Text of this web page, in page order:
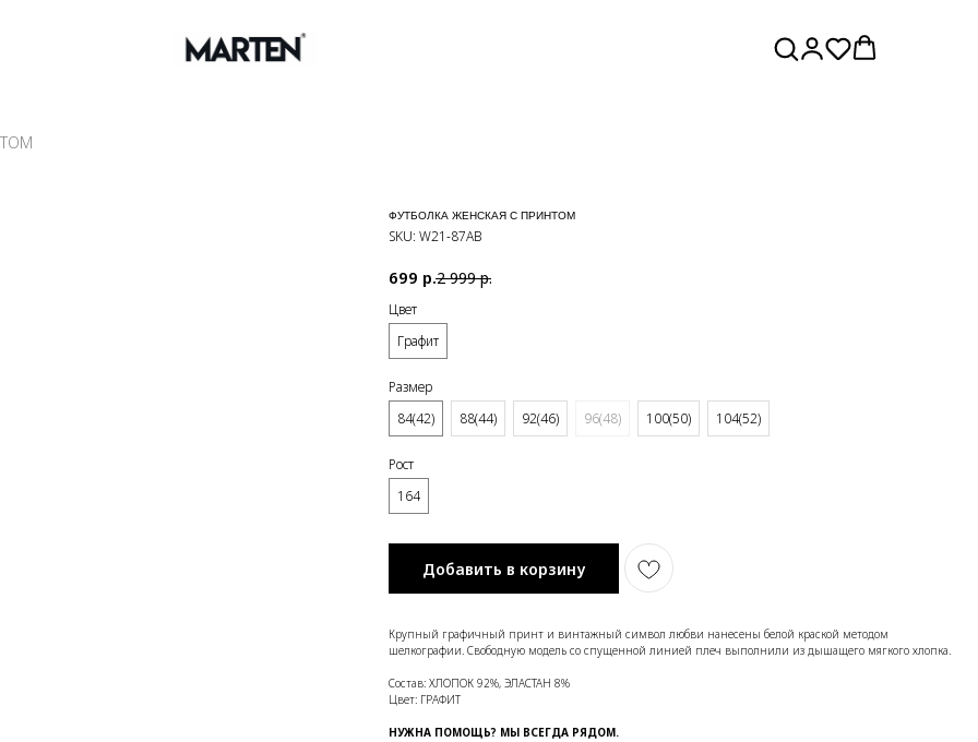
ФУТБОЛКА ЖЕНСКАЯ С ПРИНТОМ
SKU: W21-87АB
699 р.2 999 р.
Цвет
Графит
Размер
84(42)
88(44) 92(46) 96(48) 100(50) 104(52)
Рост
164
Добавить в корзину
Крупный графичный принт и винтажный символ любви нанесены белой краской методом
шелкографии. Свободную модель со спущенной линией плеч выполнили из дышащего мягкого хлопка.
Состав: ХЛОПОК 92%, ЭЛАСТАН 8%
Цвет: ГРАФИТ
НУЖНА ПОМОЩЬ? МЫ ВСЕГДА РЯДОМ.